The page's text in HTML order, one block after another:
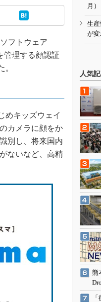
フトウェア
管理する顔認証
。
めキッズウェイ
カメラに顔をか
別し、将来国内
ないなど、高精
月）
生
が変
人気
熊